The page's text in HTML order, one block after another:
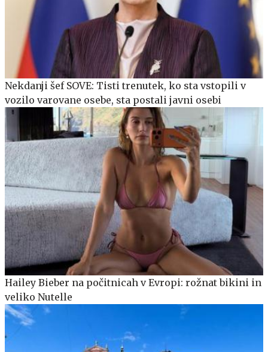
Nekdanji šef SOVE: Tisti trenutek, ko sta vstopili v
vozilo varovane osebe, sta postali javni osebi
Hailey Bieber na počitnicah v Evropi: rožnat bikini in
veliko Nutelle